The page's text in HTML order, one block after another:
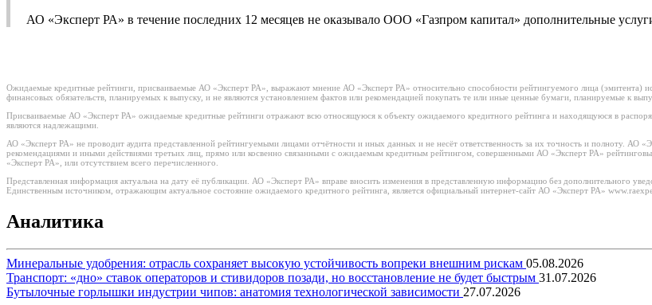
АО «Эксперт РА» в течение последних 12 месяцев не оказывало ООО «Газпром капитал» дополнительные
Ожидаемые кредитные рейтинги, присваиваемые АО «Эксперт РА», выражают мнение АО «Эксперт РА» относительно способности рейтингуемого лица (эмитента)
финансовых обязательств, планируемых к выпуску, и не являются установлением фактов или рекомендацией покупать те или иные ценные бумаги, планируемые к
Присваиваемые АО «Эксперт РА» ожидаемые кредитные рейтинги отражают всю относящуюся к объекту ожидаемого кредитного рейтинга и находящуюся в
являются надлежащими.
АО «Эксперт РА» не проводит аудита представленной рейтингуемыми лицами отчётности и иных данных и не несёт ответственность за их точность и полноту. АО
рекомендациями и иными действиями третьих лиц, прямо или косвенно связанными с ожидаемым кредитным рейтингом, совершенными АО «Эксперт РА»
«Эксперт РА», или отсутствием всего перечисленного.
Представленная информация актуальна на дату её публикации. АО «Эксперт РА» вправе вносить изменения в представленную информацию без дополнительного
Единственным источником, отражающим актуальное состояние ожидаемого кредитного рейтинга, является официальный интернет-сайт АО «Эксперт РА»
Аналитика
Минеральные удобрения: отрасль сохраняет высокую устойчивость вопреки внешним рискам 05.08.2026
Транспорт: «дно» ставок операторов и стивидоров позади, но восстановление не будет быстрым 31.07.2026
Бутылочные горлышки индустрии чипов: анатомия технологической зависимости 27.07.2026